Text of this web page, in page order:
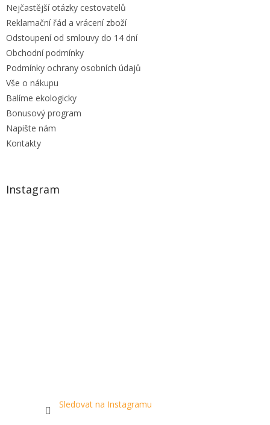
Nejčastější otázky cestovatelů
Reklamační řád a vrácení zboží
Odstoupení od smlouvy do 14 dní
Obchodní podmínky
Podmínky ochrany osobních údajů
Vše o nákupu
Balíme ekologicky
Bonusový program
Napište nám
Kontakty
Instagram
Sledovat na Instagramu